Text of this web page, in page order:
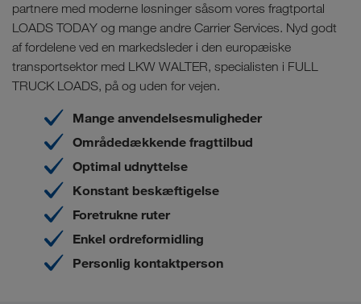
partnere med moderne løsninger såsom vores fragtportal
LOADS TODAY og mange andre Carrier Services. Nyd godt
af fordelene ved en markedsleder i den europæiske
transportsektor med LKW WALTER, specialisten i FULL
TRUCK LOADS, på og uden for vejen.
Mange anvendelsesmuligheder
Områdedækkende fragttilbud
Optimal udnyttelse
Konstant beskæftigelse
Foretrukne ruter
Enkel ordreformidling
Personlig kontaktperson